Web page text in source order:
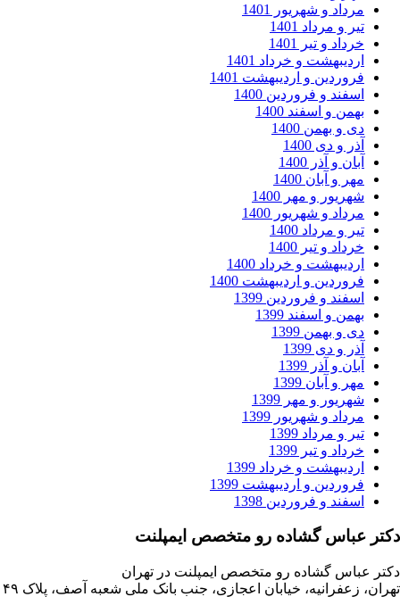
و شهریور 1401
و مرداد 1401
و تیر 1401
و خرداد 1401
و اردیبهشت 1401
و فروردین 1400
و اسفند 1400
و بهمن 1400
و دی 1400
و آذر 1400
و آبان 1400
و مهر 1400
و شهریور 1400
و مرداد 1400
و تیر 1400
و خرداد 1400
و اردیبهشت 1400
و فروردین 1399
و اسفند 1399
و بهمن 1399
و دی 1399
و آذر 1399
و آبان 1399
و مهر 1399
و شهریور 1399
و مرداد 1399
و تیر 1399
و خرداد 1399
و اردیبهشت 1399
و فروردین 1398
گشاده رو متخصص ایمپلنت
گشاده رو متخصص ایمپلنت در تهران
تهران، زعفرانیه، خیابان اعجازی، جنب بانک ملی شعبه آصف، پلاک ۴۹